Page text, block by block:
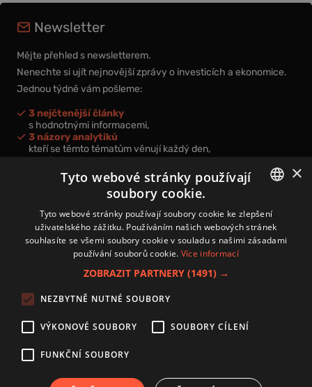
Newsletter
Mějte přehled s newsletterem.
Nenechte si ujít nejnovější zprávy o investicích a ekonomice.
Jednou týdně vám pošleme:
3 nejčtenější články
s hodnotnými informacemi,
3 názory analytiků
kteří se těmto tématům věnují každý den,
nová videa a podcasty
k prohloubení vašich znalostí.
Přihlášením k newsletteru vyjadřujete svůj souhlas spodmínkami
zpracování osobních údajů.
Zásady používání souborů cookies
Autoři
Nastavení cookies
CZECH
×
Tyto webové stránky používají
soubory cookie.
Tyto webové stránky používají soubory cookie ke zlepšení
uživatelského zážitku. Používáním našich webových stránek
souhlasíte se všemi soubory cookie v souladu s našimi zásadami
používání souborů cookie. Více informací
ZOBRAZIT PARTNERY (1491) →
NEZBYTNĚ NUTNÉ SOUBORY
VÝKONOVÉ SOUBORY SOUBORY CÍLENÍ
FUNKČNÍ SOUBORY